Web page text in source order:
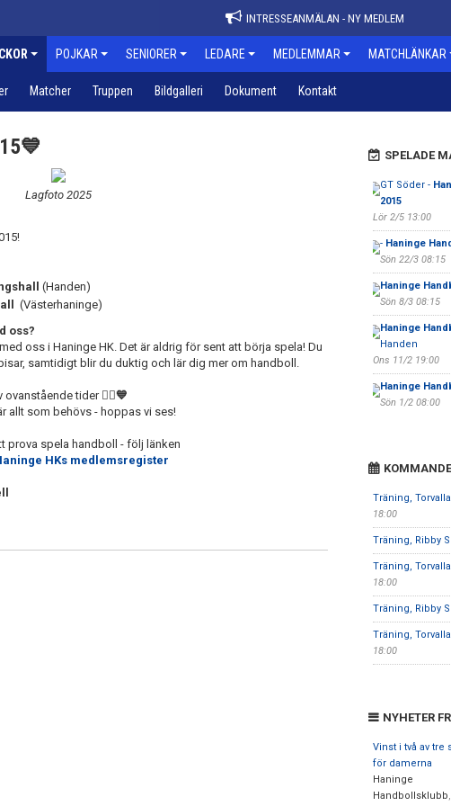
INTRESSEANMÄLAN - NY MEDLEM
POJKAR SENIORER LEDARE MEDLEMMAR MATCHLÄNKAR
Matcher Truppen Bildgalleri Dokument Kontakt
Lagfoto 2025
(Handen)
(Västerhaninge)
oss?
oss i Haninge HK. Det är aldrig för sent att börja spela! Du
samtidigt blir du duktig och lär dig mer om handboll.
ovanstående tider 🤾‍♀️💙
allt som behövs - hoppas vi ses!
prova spela handboll - följ länken
HKs medlemsregister
SPELADE
GT Söder -
2015
Lör 2/5 13:00
- Haninge
Sön 22/3 08:15
Haninge
Sön 8/3 08:15
Haninge
Handen
Ons 11/2 19:00
Haninge
Sön 1/2 08:00
Träning,
18:00
Träning, Ribby
Träning,
18:00
Träning, Ribby
Träning,
18:00
NYHETER
Vinst i två av tre
för damerna
Haninge
Handbollsklubb,